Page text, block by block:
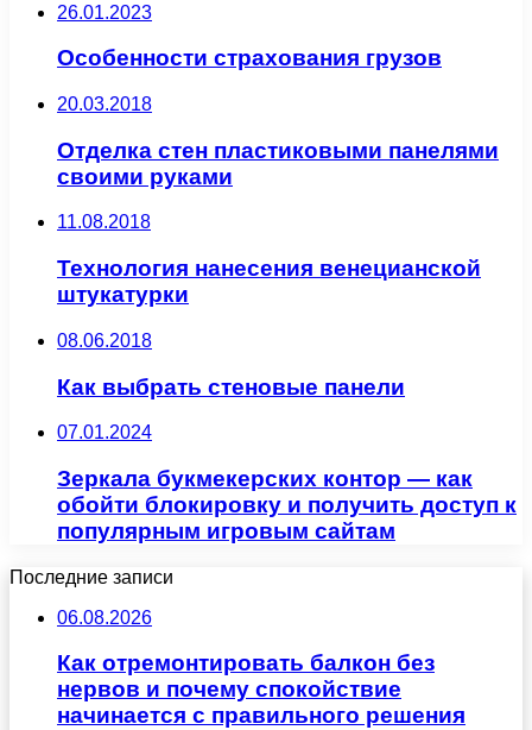
26.01.2023
Особенности страхования грузов
20.03.2018
Отделка стен пластиковыми панелями
своими руками
11.08.2018
Технология нанесения венецианской
штукатурки
08.06.2018
Как выбрать стеновые панели
07.01.2024
Зеркала букмекерских контор — как
обойти блокировку и получить доступ к
популярным игровым сайтам
Последние записи
06.08.2026
Как отремонтировать балкон без
нервов и почему спокойствие
начинается с правильного решения